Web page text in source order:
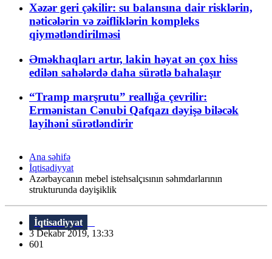
Xəzər geri çəkilir: su balansına dair risklərin,
nəticələrin və zəifliklərin kompleks
qiymətləndirilməsi
Əməkhaqları artır, lakin həyat ən çox hiss
edilən sahələrdə daha sürətlə bahalaşır
“Tramp marşrutu” reallığa çevrilir:
Ermənistan Cənubi Qafqazı dəyişə biləcək
layihəni sürətləndirir
Ana səhifə
İqtisadiyyat
Azərbaycanın mebel istehsalçısının səhmdarlarının
strukturunda dəyişiklik
İqtisadiyyat
3 Dekabr 2019, 13:33
601